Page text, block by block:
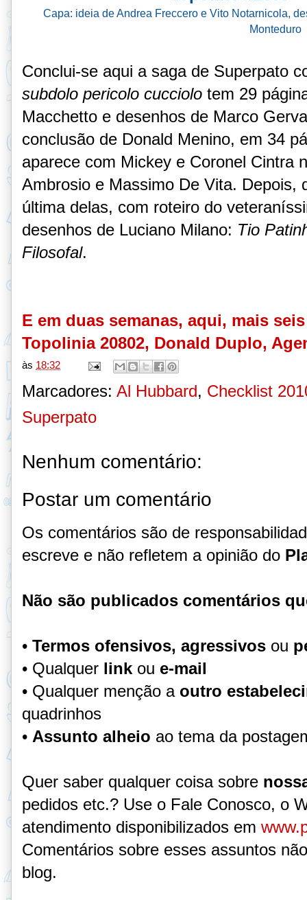
Capa: ideia de Andrea Freccero e Vito Notarnicola,
Monteduro
Conclui-se aqui a saga de Superpato
subdolo pericolo cucciolo tem 29
Macchetto e desenhos de Marco
conclusão de Donald Menino, em 34
aparece com Mickey e Coronel Cintra
Ambrosio e Massimo De Vita. Depois,
última delas, com roteiro do
desenhos de Luciano Milano: Tio
Filosofal.
E em duas semanas, aqui, mais
Topolinia 20802, Donald Duplo,
às 18:32
Marcadores: Al Hubbard, Checklist
Superpato
Nenhum comentário:
Postar um comentário
Os comentários são de
escreve e não refletem a opinião do
Não são publicados comentários
• Termos ofensivos, agressivos ou
• Qualquer link ou e-mail
• Qualquer menção a outro
quadrinhos
• Assunto alheio ao tema da
Quer saber qualquer coisa sobre
pedidos etc.? Use o Fale Conosco, o
atendimento disponibilizados em
Comentários sobre esses assuntos
blog.